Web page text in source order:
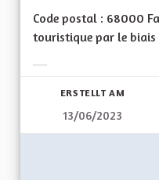
Code postal : 68000
touristique par le biais
ERSTELLT AM
13/06/2023